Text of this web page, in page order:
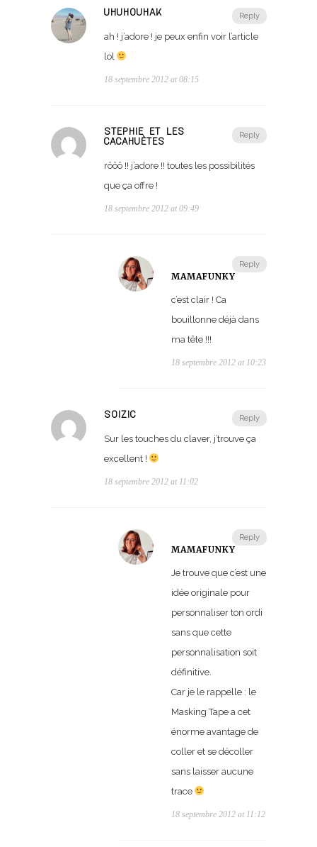
Reply
UHUHOUHAK
ah ! j’adore ! je peux enfin voir l’article
lol
18 septembre 2012 at 08:15
Reply
STEPHIE ET LES
CACAHUÈTES
rôôô !! j’adore !! toutes les possibilités
que ça offre !
18 septembre 2012 at 09:49
Reply
MAMAFUNKY
c’est clair ! Ca
bouillonne déjà dans
ma tête !!!
18 septembre 2012 at 10:23
Reply
SOIZIC
Sur les touches du claver, j’trouve ça
excellent !
18 septembre 2012 at 11:02
Reply
MAMAFUNKY
Je trouve que c’est une
idée originale pour
personnaliser ton ordi
sans que cette
personnalisation soit
définitive.
Car je le rappelle : le
Masking Tape a cet
énorme avantage de
coller et se décoller
sans laisser aucune
trace
18 septembre 2012 at 11:12